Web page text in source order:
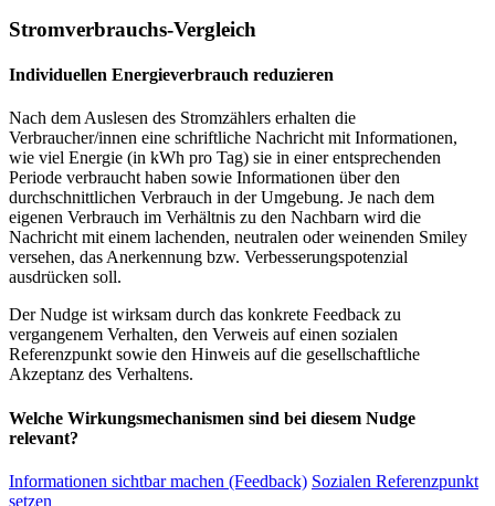
Stromverbrauchs-Vergleich
Individuellen Energieverbrauch reduzieren
Nach dem Auslesen des Stromzählers erhalten die
Verbraucher/innen eine schriftliche Nachricht mit Informationen,
wie viel Energie (in kWh pro Tag) sie in einer entsprechenden
Periode verbraucht haben sowie Informationen über den
durchschnittlichen Verbrauch in der Umgebung. Je nach dem
eigenen Verbrauch im Verhältnis zu den Nachbarn wird die
Nachricht mit einem lachenden, neutralen oder weinenden Smiley
versehen, das Anerkennung bzw. Verbesserungspotenzial
ausdrücken soll.
Der Nudge ist wirksam durch das konkrete Feedback zu
vergangenem Verhalten, den Verweis auf einen sozialen
Referenzpunkt sowie den Hinweis auf die gesellschaftliche
Akzeptanz des Verhaltens.
Welche Wirkungsmechanismen sind bei diesem Nudge
relevant?
Informationen sichtbar machen (Feedback) Sozialen Referenzpunkt
setzen